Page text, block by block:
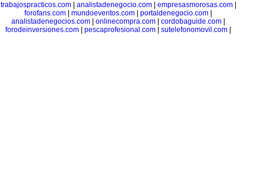
trabajospracticos.com| analistadenegocio.com| empresasmorosas.com|
forofans.com
mundoeventos.com portaldenegocio.com
analistadenegocios.com
onlinecompra.com cordobaguide.com
forodeinversiones.com
pescaprofesional.com sutelefonomovil.com